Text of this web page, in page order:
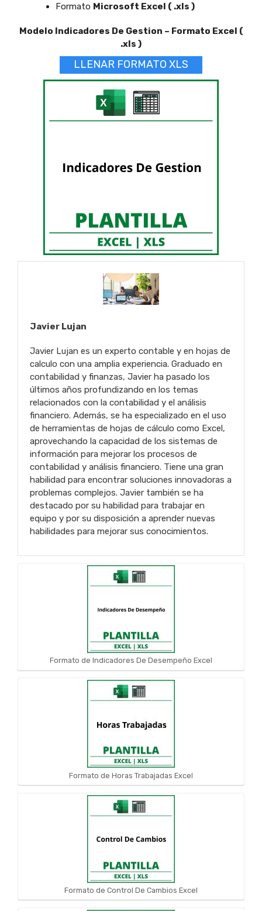
Formato Microsoft Excel ( .xls )
Modelo Indicadores De Gestion – Formato Excel (
.xls )
LLENAR FORMATO XLS
Javier Lujan
Javier Lujan es un experto contable y en hojas de
calculo con una amplia experiencia. Graduado en
contabilidad y finanzas, Javier ha pasado los
últimos años profundizando en los temas
relacionados con la contabilidad y el análisis
financiero. Además, se ha especializado en el uso
de herramientas de hojas de cálculo como Excel,
aprovechando la capacidad de los sistemas de
información para mejorar los procesos de
contabilidad y análisis financiero. Tiene una gran
habilidad para encontrar soluciones innovadoras a
problemas complejos. Javier también se ha
destacado por su habilidad para trabajar en
equipo y por su disposición a aprender nuevas
habilidades para mejorar sus conocimientos.
Formato de Indicadores De Desempeño Excel
Formato de Horas Trabajadas Excel
Formato de Control De Cambios Excel